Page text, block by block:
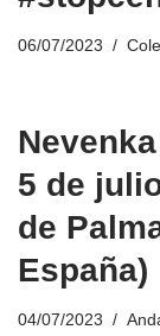
06/07/2023
5 de
de
España)
04/07/2023